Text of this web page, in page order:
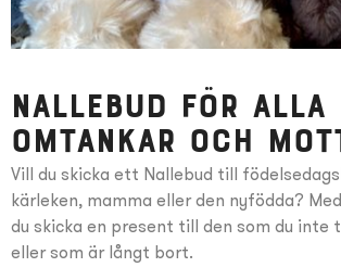
Nallebud för alla
omtankar och
Vill du skicka ett Nallebud till
kärleken, mamma eller den nyfödda?
du skicka en present till den som du inte
eller som är långt bort.